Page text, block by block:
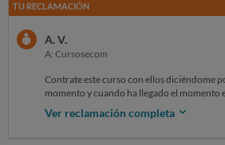
TU RECLAMACIÓN
A. V.
A: Cursosecom
Contrate este curso con ellos diciéndome
momento y cuando ha llegado el momento
les aviso, y me deniegan la baja. No puedo
razones personales.
Ver reclamación completa